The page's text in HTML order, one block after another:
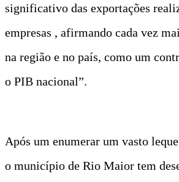
significativo das exportações
empresas , afirmando cada vez
na região e no país, como um
o PIB nacional”.
Após um enumerar um vasto
o município de Rio Maior tem